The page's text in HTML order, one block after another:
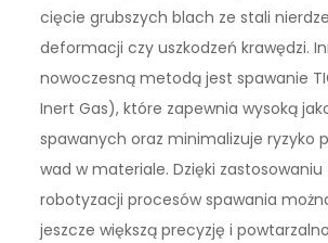
cięcie grubszych blach ze stali
deformacji czy uszkodzeń krawędzi.
nowoczesną metodą jest spawanie
Inert Gas), które zapewnia wysoką
spawanych oraz minimalizuje ryzyko
wad w materiale. Dzięki
robotyzacji procesów spawania
jeszcze większą precyzję i